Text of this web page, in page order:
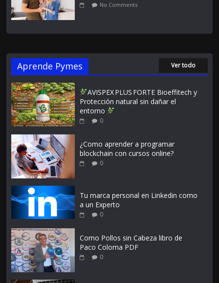
No Comments
Aprende Pymes Ver todo
AVISPEX PLUS FORTE Bioeffitech y
Protección natural sin dañar el
entorno
0
¿Como aprender a programar
blockchain con cursos online?
0
Tu marca personal en Linkedin como
a un Experto
0
Como Pollos sin Cabeza libro de
Paco Coloma PDF
0